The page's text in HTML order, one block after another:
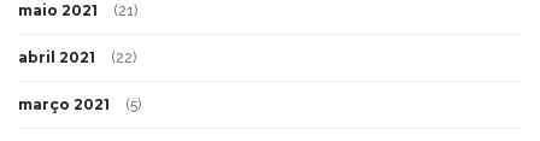
maio 2021 (21)
abril 2021 (22)
março 2021 (5)